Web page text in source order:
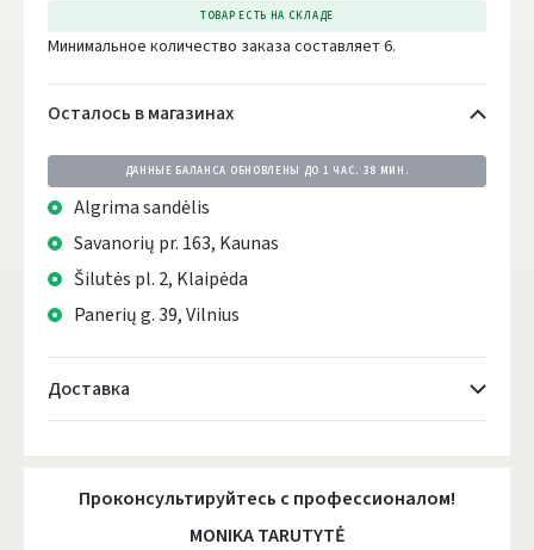
ТОВАР ЕСТЬ НА СКЛАДЕ
Минимальное количество заказа составляет 6.
Осталось в магазинах
ДАННЫЕ БАЛАНСА ОБНОВЛЕНЫ ДО 1 ЧАС. 38 МИН.
Algrima sandėlis
Savanorių pr. 163, Kaunas
Šilutės pl. 2, Klaipėda
Panerių g. 39, Vilnius
Доставка
Atsiėmimo taškai- 0.00 €
DPD kurjeris - 5.00 €
Проконсультируйтесь с профессионалом!
MONIKA TARUTYTĖ